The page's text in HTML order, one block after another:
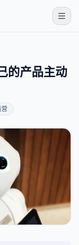
的产品主动
营